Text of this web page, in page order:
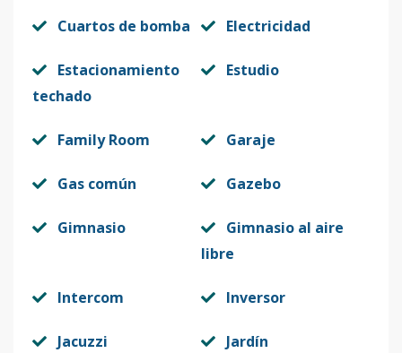
Cuartos de bomba Electricidad
Estacionamiento
techado
Estudio
Family Room Garaje
Gas común Gazebo
Gimnasio
Gimnasio al aire
libre
Intercom Inversor
Jacuzzi Jardín